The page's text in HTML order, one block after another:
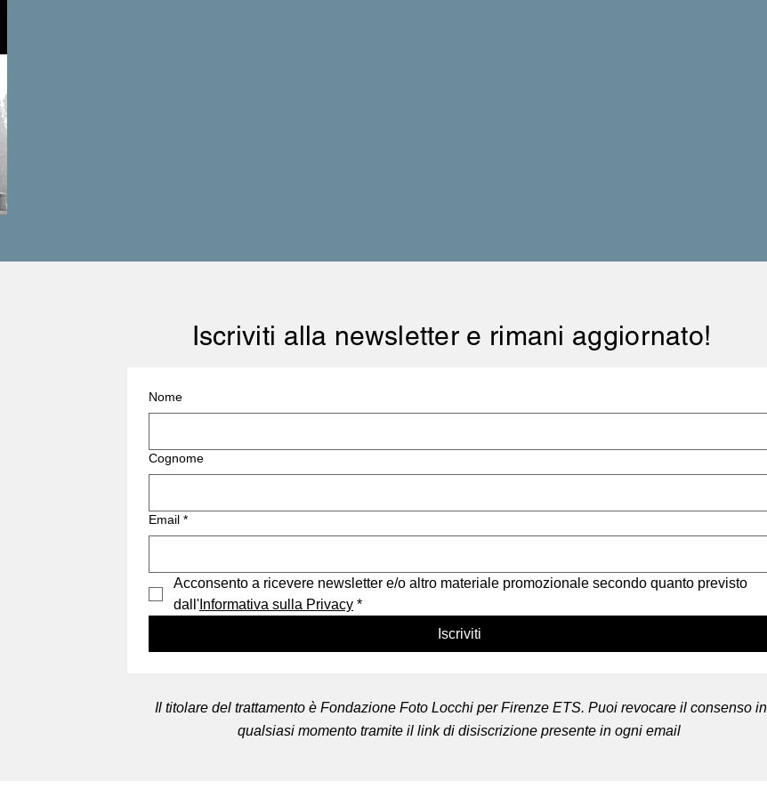
Iscriviti alla newsletter e rimani aggiornato!
Nome
Cognome
Email *
Acconsento a ricevere newsletter e/o altro materiale promozionale secondo quanto previsto
dall' Informativa sulla Privacy *
Iscriviti
Il titolare del trattamento è Fondazione Foto Locchi per Firenze ETS. Puoi revocare il consenso in
qualsiasi momento tramite il link di disiscrizione presente in ogni email